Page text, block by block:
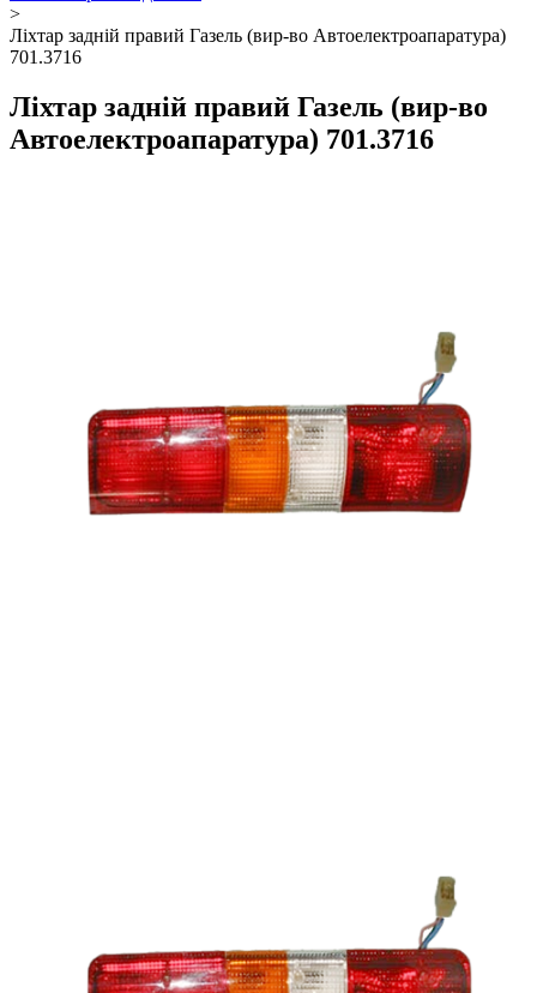
>
Ліхтар задній правий Газель (вир-во Автоелектроапаратура)
701.3716
Ліхтар задній правий Газель (вир-во
Автоелектроапаратура) 701.3716